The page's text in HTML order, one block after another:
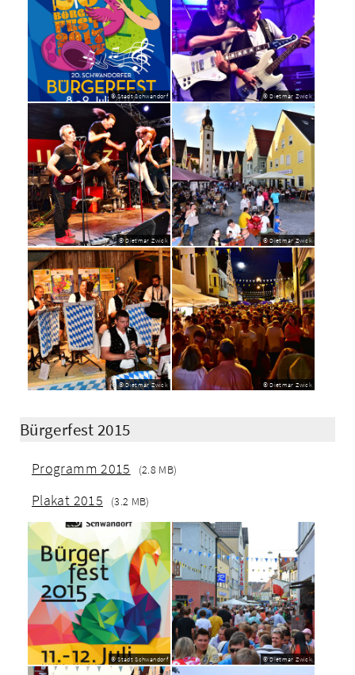
© Stadt Schwandorf © Dietmar Zwick
© Dietmar Zwick © Dietmar Zwick
© Dietmar Zwick © Dietmar Zwick
Bürgerfest 2015
Programm 2015 (2.8 MB)
Plakat 2015 (3.2 MB)
© Stadt Schwandorf © Dietmar Zwick